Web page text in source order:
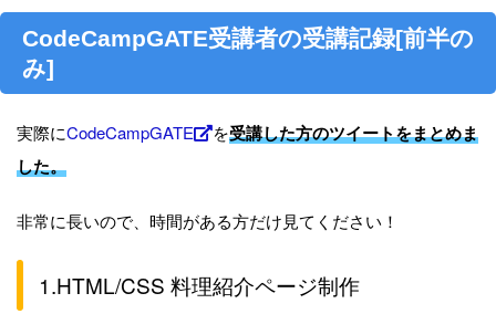
CodeCampGATE受講者の受講記録[前半の
み]
実際にCodeCampGATE を受講した方のツイートをまとめま
した。
非常に長いので、時間がある方だけ見てください！
1.HTML/CSS 料理紹介ページ制作